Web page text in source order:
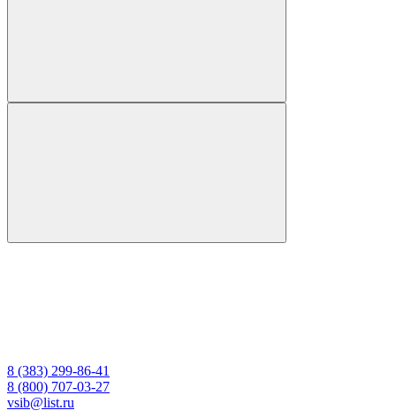
8 (383) 299-86-41
8 (800) 707-03-27
vsib@list.ru